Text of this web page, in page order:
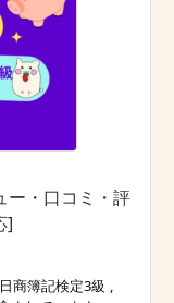
ー・口コミ・評
]
日商簿記検定3級 ,